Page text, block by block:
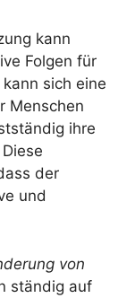
kann
Folgen für
sich eine
Menschen
ihre
der
und
von
ständig auf